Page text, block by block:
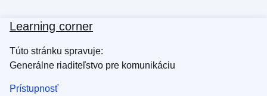
Learning corner
Túto stránku spravuje:
Generálne riaditeľstvo pre komunikáciu
Prístupnosť